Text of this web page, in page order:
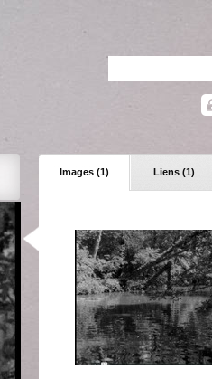
Images (1) Liens (1)